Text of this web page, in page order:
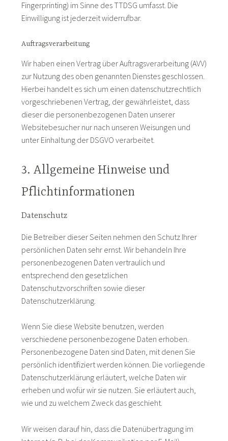
Fingerprinting) im Sinne des TTDSG umfasst. Die
Einwilligung ist jederzeit widerrufbar.
Auftragsverarbeitung
Wir haben einen Vertrag über Auftragsverarbeitung (AVV)
zur Nutzung des oben genannten Dienstes geschlossen.
Hierbei handelt es sich um einen datenschutzrechtlich
vorgeschriebenen Vertrag, der gewährleistet, dass
dieser die personenbezogenen Daten unserer
Websitebesucher nur nach unseren Weisungen und
unter Einhaltung der DSGVO verarbeitet.
3. Allgemeine Hinweise und
Pflicht­informationen
Datenschutz
Die Betreiber dieser Seiten nehmen den Schutz Ihrer
persönlichen Daten sehr ernst. Wir behandeln Ihre
personenbezogenen Daten vertraulich und
entsprechend den gesetzlichen
Datenschutzvorschriften sowie dieser
Datenschutzerklärung.
Wenn Sie diese Website benutzen, werden
verschiedene personenbezogene Daten erhoben.
Personenbezogene Daten sind Daten, mit denen Sie
persönlich identifiziert werden können. Die vorliegende
Datenschutzerklärung erläutert, welche Daten wir
erheben und wofür wir sie nutzen. Sie erläutert auch,
wie und zu welchem Zweck das geschieht.
Wir weisen darauf hin, dass die Datenübertragung im